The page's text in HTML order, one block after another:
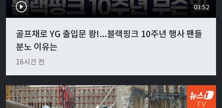
03:52
골프채로 YG 출입문 쾅!...블랙핑크 10주년 행사 팬들
분노 이유는
16시간 전